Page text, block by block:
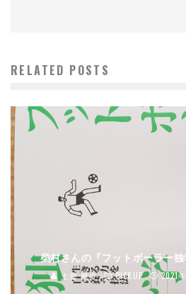
RELATED POSTS
柴村さんの『フットボーラー
土屋 雅史 PICKUP 2021